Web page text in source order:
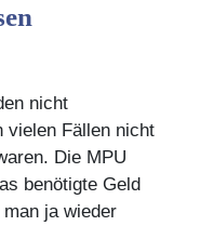
nicht
vielen Fällen nicht
Die MPU
benötigte Geld
ja wieder